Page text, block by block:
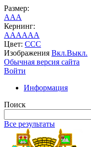
Размер:
AAA
Кернинг:
AAAAAA
Цвет: CCC
Изображения Вкл.Выкл.
Обычная версия сайта
Войти
Информация
Поиск
Все результаты